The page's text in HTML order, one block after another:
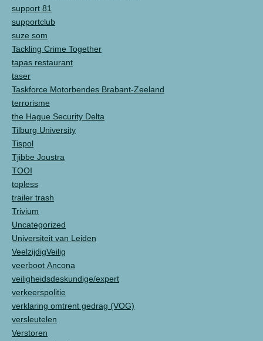
support 81
supportclub
suze som
Tackling Crime Together
tapas restaurant
taser
Taskforce Motorbendes Brabant-Zeeland
terrorisme
the Hague Security Delta
Tilburg University
Tispol
Tjibbe Joustra
TOOI
topless
trailer trash
Trivium
Uncategorized
Universiteit van Leiden
VeelzijdigVeilig
veerboot Ancona
veiligheidsdeskundige/expert
verkeerspolitie
verklaring omtrent gedrag (VOG)
versleutelen
Verstoren